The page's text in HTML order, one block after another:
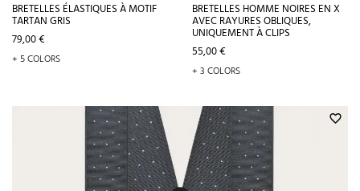
BRETELLES ÉLASTIQUES À MOTIF
TARTAN GRIS
Prix
79,00 €
+ 5 COLORS
BRETELLES HOMME NOIRES EN X
AVEC RAYURES OBLIQUES,
UNIQUEMENT À CLIPS
Prix
55,00 €
+ 3 COLORS
favorite_border